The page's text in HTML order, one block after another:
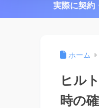
実際に契約
ホーム
ヒル
時の